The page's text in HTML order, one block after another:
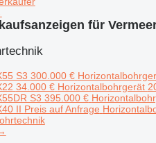
für
S3 300.000 €
34.000 € Horizontalbohrgerät
S3 395.000 €
II Preis auf Anfrage